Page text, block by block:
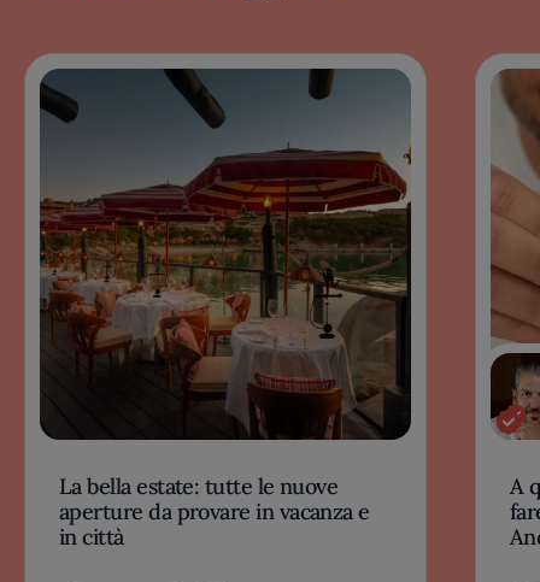
La bella estate: tutte le nuove
aperture da provare in vacanza e
in città
A